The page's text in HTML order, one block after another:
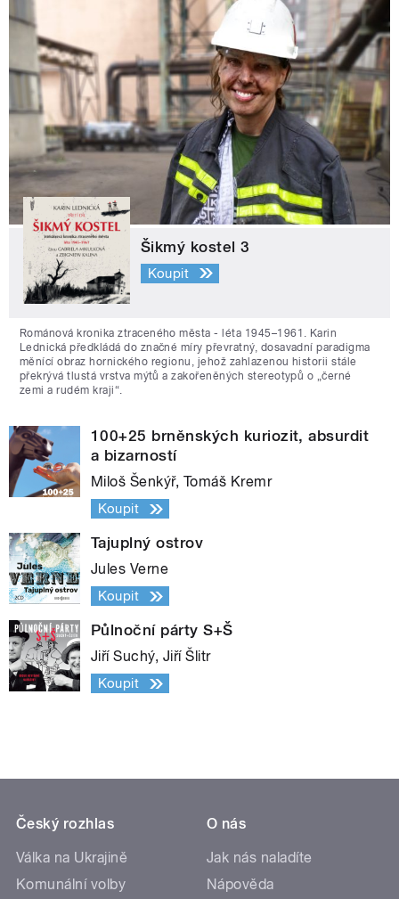
Šikmý kostel 3
Koupit
Románová kronika ztraceného města - léta 1945–1961. Karin
Lednická předkládá do značné míry převratný, dosavadní paradigma
měnící obraz hornického regionu, jehož zahlazenou historii stále
překrývá tlustá vrstva mýtů a zakořeněných stereotypů o „černé
zemi a rudém kraji“.
100+25 brněnských kuriozit, absurdit
a bizarností
Miloš Šenkýř, Tomáš Kremr
Koupit
Tajuplný ostrov
Jules Verne
Koupit
Půlnoční párty S+Š
Jiří Suchý, Jiří Šlitr
Koupit
Český rozhlas
Válka na Ukrajině
Komunální volby
O nás
Jak nás naladíte
Nápověda